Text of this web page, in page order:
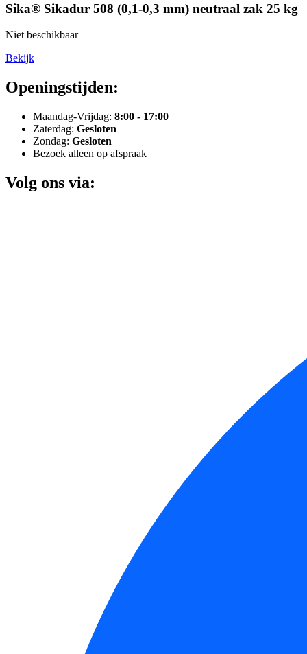
Sika® Sikadur 508 (0,1-0,3 mm) neutraal zak 25 kg
Niet beschikbaar
Bekijk
Openingstijden:
Maandag-Vrijdag: 8:00 - 17:00
Zaterdag: Gesloten
Zondag: Gesloten
Bezoek alleen op afspraak
Volg ons via: